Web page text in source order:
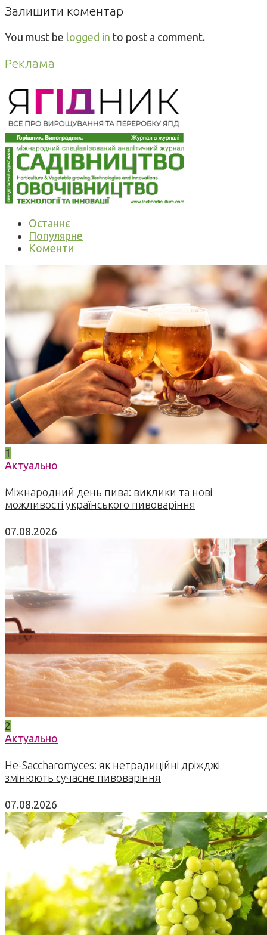
Залишити коментар
You must be logged in to post a comment.
Реклама
Останнє
Популярне
Коменти
1
Актуально
Міжнародний день пива: виклики та нові
можливості українського пивоваріння
07.08.2026
2
Актуально
Не-Saccharomyces: як нетрадиційні дріжджі
змінюють сучасне пивоваріння
07.08.2026